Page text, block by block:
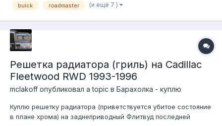
buick roadmaster (и ещё 7 )
Решетка радиатора (гриль) на Cadillac
Fleetwood RWD 1993-1996
mclakoff опубликовал a topic в Барахолка - куплю
Куплю решетку радиатора (приветствуется убитое состояние
в плане хрома) на заднеприводный Флитвуд последней